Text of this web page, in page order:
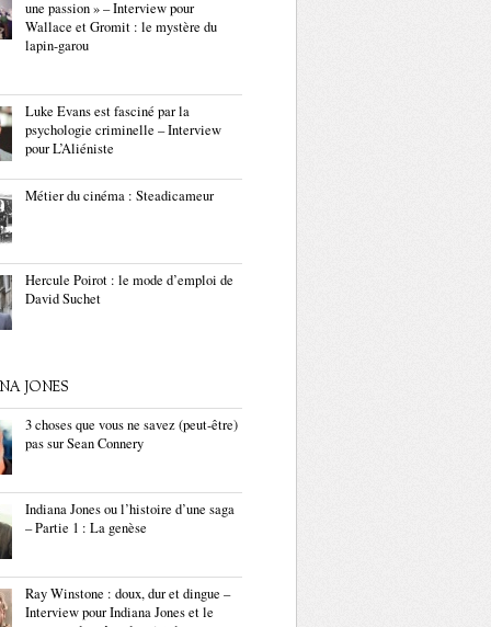
une passion » – Interview pour
Wallace et Gromit : le mystère du
lapin-garou
Luke Evans est fasciné par la
psychologie criminelle – Interview
pour L’Aliéniste
Métier du cinéma : Steadicameur
Hercule Poirot : le mode d’emploi de
David Suchet
JONES
3 choses que vous ne savez (peut-être)
pas sur Sean Connery
Indiana Jones ou l’histoire d’une saga
– Partie 1 : La genèse
Ray Winstone : doux, dur et dingue –
Interview pour Indiana Jones et le